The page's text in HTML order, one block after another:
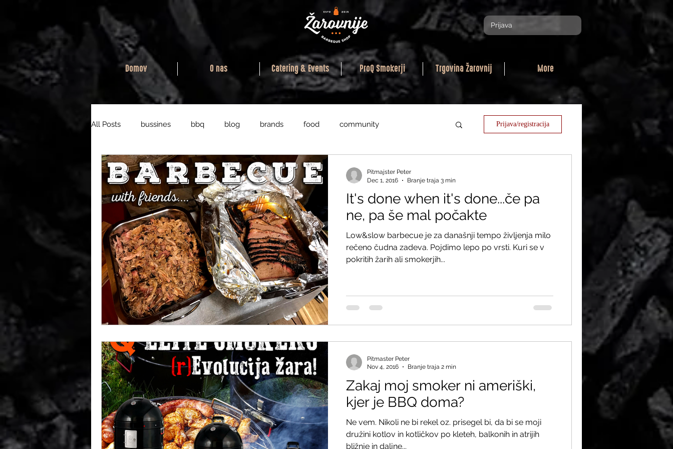
Prijava
Domov O nas Catering & Events ProQ Smokerji Trgovina Žarovnij More
All Posts bussines bbq blog brands food community
zarovniški recepti BBQ School & Masterclasses
Prijava/registracija
It's done when it's done...če pa
ne, pa še mal počakte
Low&slow barbecue je za današnji tempo življenja milo
rečeno čudna zadeva. Pojdimo lepo po vrsti. Kuri se v
pokritih žarih ali smokerjih...
Pitmajster Peter
Dec 1, 2016
Branje traja 3 min
Zakaj moj smoker ni ameriški,
kjer je BBQ doma?
Ne vem. Nikoli ne bi rekel oz. prisegel bi, da bi se moji
družini kotlov in kotličkov po kleteh, balkonih in atrijih
bližnje in daljne...
Pitmaster Peter
Nov 4, 2016
Branje traja 2 min